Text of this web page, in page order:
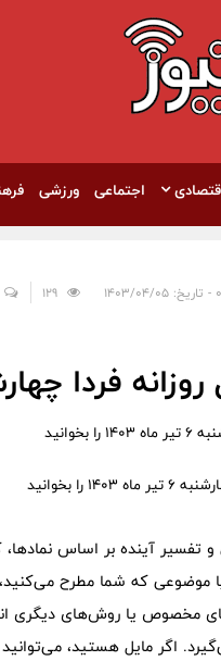
اجتماعی ورزشی
چهارشنبه 6 تیر ماه 1403
آینده بر اساس
موضوعی که شما مطرح
مخصوص یا روش‌های دیگری
می‌گیرد. اگر مایل هستید،